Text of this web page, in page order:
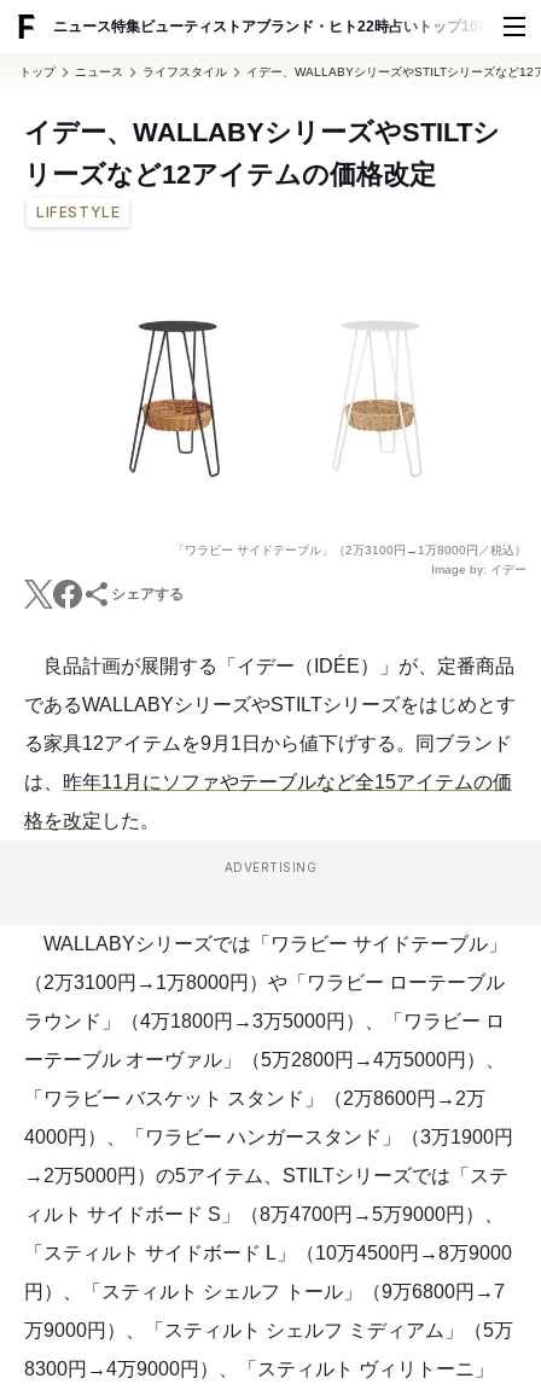
ニュース特集ビューティ ストアブランド・ヒト22時占い トップ100 スナッ
トップ ニュース ライフスタイル イデー、WALLABYシリーズやSTILTシリーズなど12
イデー、WALLABYシリーズやSTILTシ
リーズなど12アイテムの価格改定
LIFESTYLE
「ワラビー サイドテーブル」（2万3100円→1万8000円／税込）
Image by: イデー
シェアする
良品計画が展開する「イデー（IDÉE）」が、定番商品
であるWALLABYシリーズやSTILTシリーズをはじめとす
る家具12アイテムを9月1日から値下げする。同ブランド
は、 昨年11月にソファやテーブルなど全15アイテムの価
格を改定 した。
ADVERTISING
WALLABYシリーズでは「ワラビー サイドテーブル」
（2万3100円→1万8000円）や「ワラビー ローテーブル
ラウンド」（4万1800円→3万5000円）、「ワラビー ロ
ーテーブル オーヴァル」（5万2800円→4万5000円）、
「ワラビー バスケット スタンド」（2万8600円→2万
4000円）、「ワラビー ハンガースタンド」（3万1900円
→2万5000円）の5アイテム、STILTシリーズでは「ステ
ィルト サイドボード S」（8万4700円→5万9000円）、
「スティルト サイドボード L」（10万4500円→8万9000
円）、「スティルト シェルフ トール」（9万6800円→7
万9000円）、「スティルト シェルフ ミディアム」（5万
8300円→4万9000円）、「スティルト ヴィリトーニ」